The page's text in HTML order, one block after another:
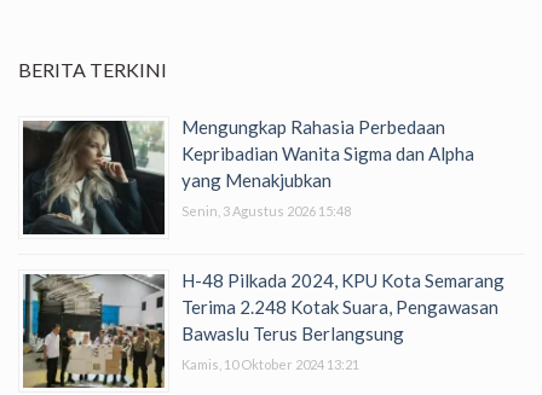
BERITA TERKINI
Mengungkap Rahasia Perbedaan
Kepribadian Wanita Sigma dan Alpha
yang Menakjubkan
Senin, 3 Agustus 2026 15:48
H-48 Pilkada 2024, KPU Kota Semarang
Terima 2.248 Kotak Suara, Pengawasan
Bawaslu Terus Berlangsung
Kamis, 10 Oktober 2024 13:21